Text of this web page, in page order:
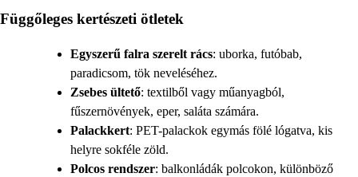
Függőleges kertészeti ötletek
Egyszerű falra szerelt rács: uborka, futóbab,
paradicsom, tök neveléséhez.
Zsebes ültető: textilből vagy műanyagból,
fűszernövények, eper, saláta számára.
Palackkert: PET-palackok egymás fölé lógatva, kis
helyre sokféle zöld.
Polcos rendszer: balkonládák polcokon, különböző